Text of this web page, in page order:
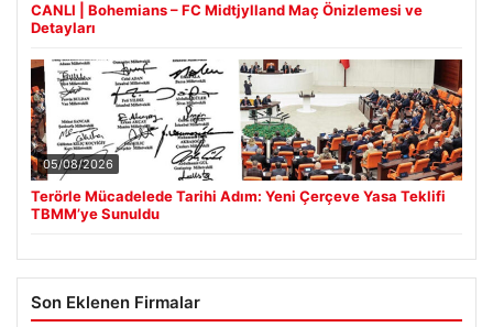
CANLI | Bohemians – FC Midtjylland Maç Önizlemesi ve
Detayları
05/08/2026
Terörle Mücadelede Tarihi Adım: Yeni Çerçeve Yasa Teklifi
TBMM’ye Sunuldu
Son Eklenen Firmalar